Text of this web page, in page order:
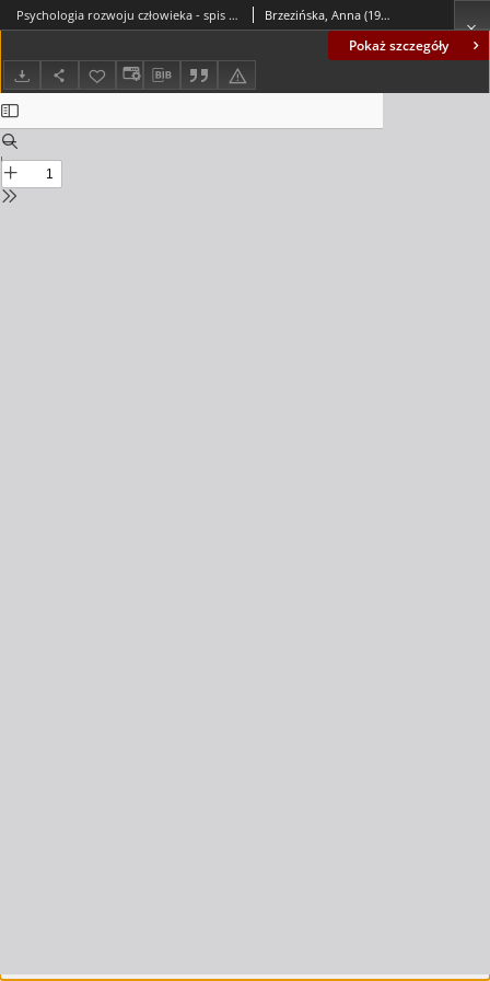
Pokaż szczegóły
Psychologia rozwoju człowieka - spis treści i wprowadzenie Brzezińska, Anna (1949- ); Appelt, Karolina (1976- ); Ziółkowska, Beata (1967- )